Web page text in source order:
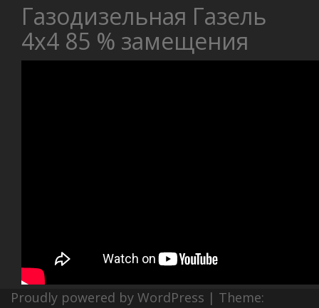
Газодизельная Газель
4х4 85 % замещения
Proudly powered by WordPress | Theme: